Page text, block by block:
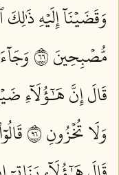
وَقَضَيۡنَآ إِلَيۡهِ
مُّصۡبِحِينَ ٦٦
قَالَ إِنَّ هَٰٓؤُلَآءِ
وَلَا تُخۡزُونِ ٦٩